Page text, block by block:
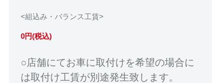
<組込み・バランス工賃>
0円(税込)
○店舗にてお車に取付けを希望の場合に
は取付け工賃が別途発生致します。